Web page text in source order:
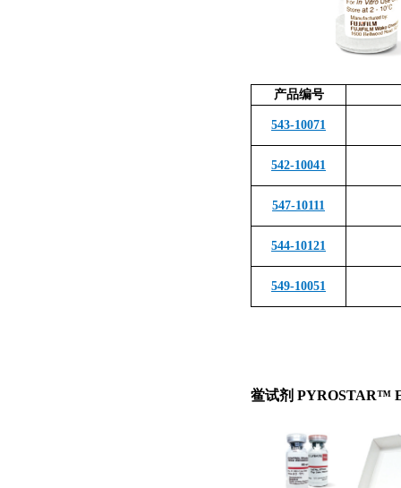
产品编号
543-10071
542-10041
547-10111
544-10121
549-10051
鲎试剂 PYROSTAR™